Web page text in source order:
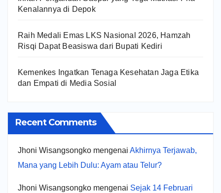
Kenalannya di Depok
Raih Medali Emas LKS Nasional 2026, Hamzah
Risqi Dapat Beasiswa dari Bupati Kediri
Kemenkes Ingatkan Tenaga Kesehatan Jaga Etika
dan Empati di Media Sosial
Recent Comments
Jhoni Wisangsongko mengenai Akhirnya Terjawab,
Mana yang Lebih Dulu: Ayam atau Telur?
Jhoni Wisangsongko mengenai Sejak 14 Februari